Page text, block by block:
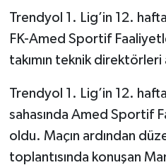
Trendyol 1. Lig’in 12.
FK-Amed Sportif
takımın teknik
Trendyol 1. Lig’in 12.
sahasında Amed Sportif
oldu. Maçın ardından
toplantısında konuşan